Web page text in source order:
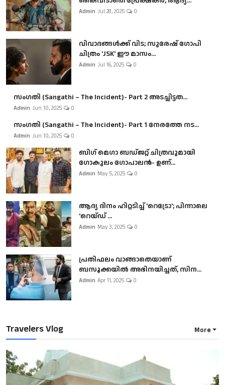
Admin Jul 28, 2025 0
വിവാദങ്ങൾക്ക് വിട; സുരേഷ് ഗോപി
ചിത്രം 'JSK' ഈ മാസം...
Admin Jul 16, 2025 0
സംഗതി (Sangathi – The Incident)- Part 2 അടച്ചിട്ടത...
Admin Jun 10, 2025 0
സംഗതി (Sangathi – The Incident)- Part 1 നേരത്തേ നട...
Admin Jun 10, 2025 0
ബി​ഗ് മെഗാ ബഡ്ജറ്റ് ചിത്രവുമായി
ഗോകുലം ഗോപാലൻ- ഉണ്...
Admin May 5, 2025 0
ആദ്യ ദിനം ഹിറ്റടിച്ച് 'റെട്രോ'; പിന്നാലെ
'റെയ്ഡ് ...
Admin May 3, 2025 0
പ്രതിഫലം വാങ്ങാതെയാണ്
ബസൂക്കയില്‍ അഭിനയിച്ചത്, സിന...
Admin Apr 11, 2025 0
Travelers Vlog More